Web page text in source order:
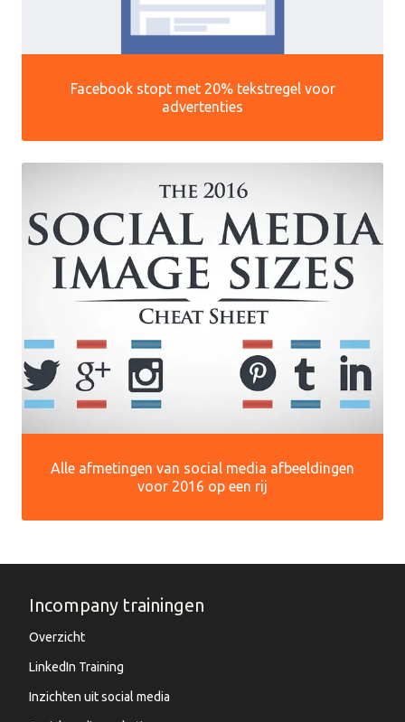
Facebook stopt met 20% tekstregel voor
advertenties
Alle afmetingen van social media afbeeldingen
voor 2016 op een rij
Incompany trainingen
Overzicht
LinkedIn Training
Inzichten uit social media